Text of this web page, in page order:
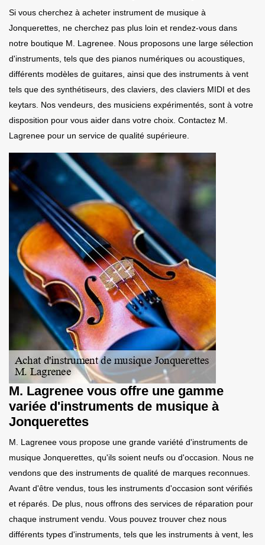
Si vous cherchez à acheter instrument de musique à
Jonquerettes, ne cherchez pas plus loin et rendez-vous dans
notre boutique M. Lagrenee. Nous proposons une large sélection
d'instruments, tels que des pianos numériques ou acoustiques,
différents modèles de guitares, ainsi que des instruments à vent
tels que des synthétiseurs, des claviers, des claviers MIDI et des
keytars. Nos vendeurs, des musiciens expérimentés, sont à votre
disposition pour vous aider dans votre choix. Contactez M.
Lagrenee pour un service de qualité supérieure.
M. Lagrenee vous offre une gamme
variée d'instruments de musique à
Jonquerettes
M. Lagrenee vous propose une grande variété d'instruments de
musique Jonquerettes, qu'ils soient neufs ou d'occasion. Nous ne
vendons que des instruments de qualité de marques reconnues.
Avant d'être vendus, tous les instruments d'occasion sont vérifiés
et réparés. De plus, nous offrons des services de réparation pour
chaque instrument vendu. Vous pouvez trouver chez nous
différents types d'instruments, tels que les instruments à vent, les